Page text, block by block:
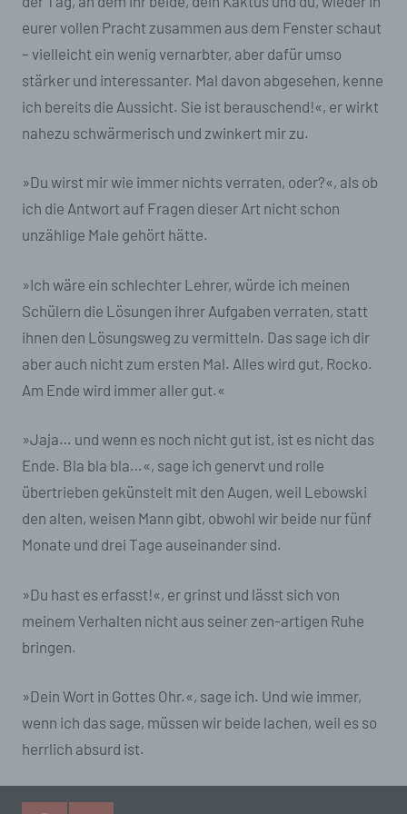
eurer vollen Pracht zusammen aus dem Fenster schaut
– vielleicht ein wenig vernarbter, aber dafür umso
stärker und interessanter. Mal davon abgesehen, kenne
ich bereits die Aussicht. Sie ist berauschend!«, er wirkt
nahezu schwärmerisch und zwinkert mir zu.
»Du wirst mir wie immer nichts verraten, oder?«, als ob
ich die Antwort auf Fragen dieser Art nicht schon
unzählige Male gehört hätte.
»Ich wäre ein schlechter Lehrer, würde ich meinen
Schülern die Lösungen ihrer Aufgaben verraten, statt
ihnen den Lösungsweg zu vermitteln. Das sage ich dir
aber auch nicht zum ersten Mal. Alles wird gut, Rocko.
Am Ende wird immer aller gut.«
»Jaja… und wenn es noch nicht gut ist, ist es nicht das
Ende. Bla bla bla…«, sage ich genervt und rolle
übertrieben gekünstelt mit den Augen, weil Lebowski
den alten, weisen Mann gibt, obwohl wir beide nur fünf
Monate und drei Tage auseinander sind.
»Du hast es erfasst!«, er grinst und lässt sich von
meinem Verhalten nicht aus seiner zen-artigen Ruhe
bringen.
»Dein Wort in Gottes Ohr.«, sage ich. Und wie immer,
wenn ich das sage, müssen wir beide lachen, weil es so
herrlich absurd ist.
Betroffene Person ist jede identifizierte oder
identifizierbare natürliche Person, deren
personenbezogene Daten von dem für die
Verarbeitung Verantwortlichen verarbeitet
werden.
automatisierter Verfahren ausgeführte Vorgang
Zusammenhang mit personenbezogenen Daten
wie das Erheben, das Erfassen, die
das Abfragen, die Verwendung, die Offenlegung
durch Übermittlung, Verbreitung oder eine
oder die Verknüpfung, die Einschränkung, das
Löschen oder die Vernichtung.
d) Einschränkung der Verarbeitung
Einschränkung der Verarbeitung ist die
Markierung gespeicherter personenbezogener
Daten mit dem Ziel, ihre künftige Verarbeitung
einzuschränken.
Verarbeitung personenbezogener Daten, die
Daten verwendet werden, um bestimmte
persönliche Aspekte, die sich auf eine
Arbeitsleistung, wirtschaftlicher Lage,
Gesundheit, persönlicher Vorlieben, Interessen,
Zuverlässigkeit, Verhalten, Aufenthaltsort oder
Ortswechsel dieser natürlichen Person zu